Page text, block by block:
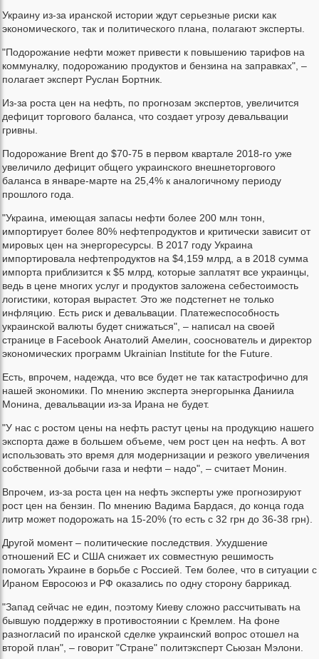
Украину из-за иранской истории ждут серьезные риски как
экономического, так и политического плана, полагают эксперты.
"Подорожание нефти может привести к повышению тарифов на
коммуналку, подорожанию продуктов и бензина на заправках", –
полагает эксперт Руслан Бортник.
Из-за роста цен на нефть, по прогнозам экспертов, увеличится
дефицит торгового баланса, что создает угрозу девальвации
гривны.
Подорожание Brent до $70-75 в первом квартале 2018-го уже
увеличило дефицит общего украинского внешнеторгового
баланса в январе-марте на 25,4% к аналогичному периоду
прошлого года.
"Украина, имеющая запасы нефти более 200 млн тонн,
импортирует более 80% нефтепродуктов и критически зависит от
мировых цен на энергоресурсы. В 2017 году Украина
импортировала нефтепродуктов на $4,159 млрд, а в 2018 сумма
импорта приблизится к $5 млрд, которые заплатят все украинцы,
ведь в цене многих услуг и продуктов заложена себестоимость
логистики, которая вырастет. Это же подстегнет не только
инфляцию. Есть риск и девальвации. Платежеспособность
украинской валюты будет снижаться", – написал на своей
странице в Facebook Анатолий Амелин, сооснователь и директор
экономических программ Ukrainian Institute for the Future.
Есть, впрочем, надежда, что все будет не так катастрофично для
нашей экономики. По мнению эксперта энергорынка Даниила
Монина, девальвации из-за Ирана не будет.
"У нас с ростом цены на нефть растут цены на продукцию нашего
экспорта даже в большем объеме, чем рост цен на нефть. А вот
использовать это время для модернизации и резкого увеличения
собственной добычи газа и нефти – надо", – считает Монин.
Впрочем, из-за роста цен на нефть эксперты уже прогнозируют
рост цен на бензин. По мнению Вадима Бардася, до конца года
литр может подорожать на 15-20% (то есть с 32 грн до 36-38 грн).
Другой момент – политические последствия. Ухудшение
отношений ЕС и США снижает их совместную решимость
помогать Украине в борьбе с Россией. Тем более, что в ситуации с
Ираном Евросоюз и РФ оказались по одну сторону баррикад.
"Запад сейчас не един, поэтому Киеву сложно рассчитывать на
бывшую поддержку в противостоянии с Кремлем. На фоне
разногласий по иранской сделке украинский вопрос отошел на
второй план", – говорит "Стране" политэксперт Сьюзан Мэлони.